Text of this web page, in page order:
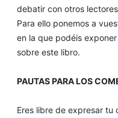
debatir con otros
Para ello ponemos a
en la que podéis
sobre este libro.
PAUTAS PARA LOS
Eres libre de expresar tu